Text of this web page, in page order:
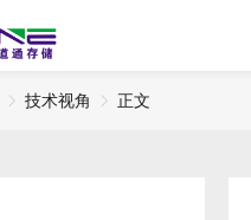
技术视角 正文